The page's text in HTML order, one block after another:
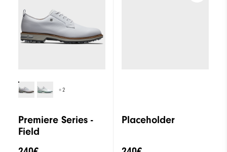
+2
Premiere Series -
Field
Placeholder